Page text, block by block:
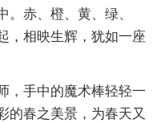
赤、橙、黄、绿、
，相映生辉，犹如一座
，手中的魔术棒轻轻一
的春之美景，为春天又